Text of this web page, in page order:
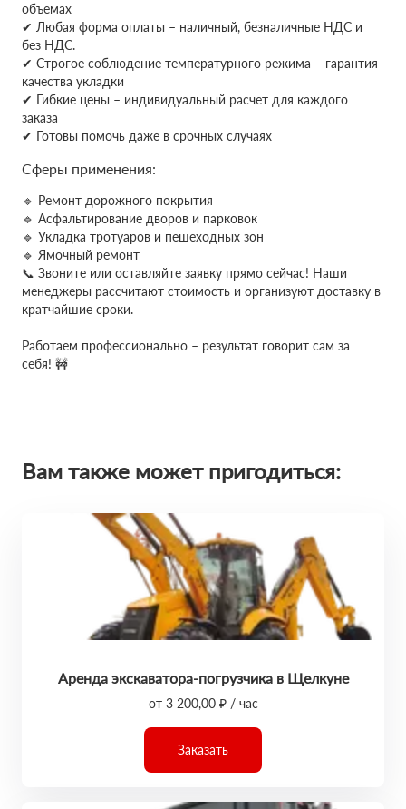
объемах
✔ Любая форма оплаты – наличный, безналичные НДС и
без НДС.
✔ Строгое соблюдение температурного режима – гарантия
качества укладки
✔ Гибкие цены – индивидуальный расчет для каждого
заказа
✔ Готовы помочь даже в срочных случаях
Сферы применения:
🔹 Ремонт дорожного покрытия
🔹 Асфальтирование дворов и парковок
🔹 Укладка тротуаров и пешеходных зон
🔹 Ямочный ремонт
📞 Звоните или оставляйте заявку прямо сейчас! Наши
менеджеры рассчитают стоимость и организуют доставку в
кратчайшие сроки.
Работаем профессионально – результат говорит сам за
себя! 🚧
Вам также может пригодиться:
Аренда экскаватора-погрузчика в Щелкуне
от 3 200,00 ₽ / час
Заказать